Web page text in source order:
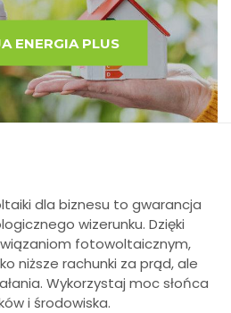
ENERGIA PLUS
dla biznesu to gwarancja
wizerunku. Dzięki
fotowoltaicznym,
niższe rachunki za prąd, ale
Wykorzystaj moc słońca
i środowiska.